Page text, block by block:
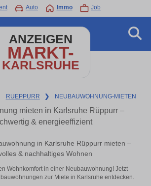
Auto Immo Job
ANZEIGEN
MARKT-
KARLSRUHE
RUEPPURR ❯ NEUBAUWOHNUNG-MIETEN
mieten in Karlsruhe Rüppurr –
& energieeffizient
in Karlsruhe Rüppurr mieten –
& nachhaltiges Wohnen
Wohnkomfort in einer Neubauwohnung! Jetzt
zur Miete in Karlsruhe entdecken.